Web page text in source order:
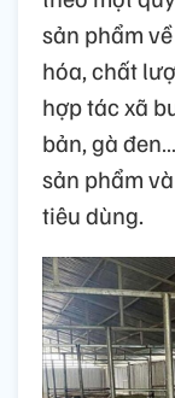
sản phẩm
hóa, chất
hợp tác xã
bản, gà
sản phẩm
tiêu dùng.